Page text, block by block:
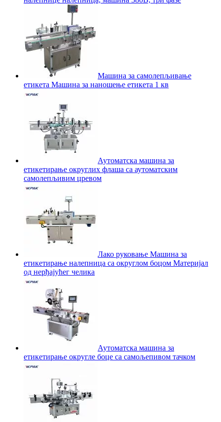
Машина за самолепљивање
етикета Машина за наношење етикета 1 кв
Аутоматска машина за
етикетирање округлих флаша са аутоматским
самолепљивим цревом
Лако руковање Машина за
етикетирање налепница са округлом боцом Материјал
од нерђајућег челика
Аутоматска машина за
етикетирање округле боце са самољепивом тачком